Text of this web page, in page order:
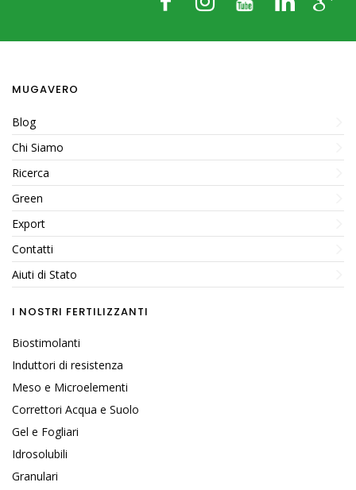
Consentito in Bio
Fogliare
Fertirrigazione
Packaging
ecosostenibile
MUGAVERO
Blog
Chi Siamo
Ricerca
Green
Export
Contatti
Aiuti di Stato
I NOSTRI FERTILIZZANTI
Biostimolanti
Induttori di resistenza
Meso e Microelementi
Correttori Acqua e Suolo
Gel e Fogliari
Idrosolubili
Granulari